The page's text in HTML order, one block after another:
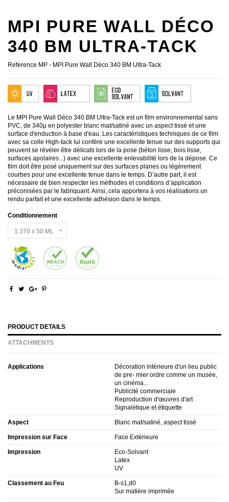
MPI PURE WALL DÉCO
340 BM ULTRA-TACK
Reference MP - MPI Pure Wall Déco 340 BM Ultra-Tack
Le MPI Pure Wall Déco 340 BM Ultra-Tack est un film environnemental sans
PVC, de 340μ en polyester blanc mat/satiné avec un aspect tissé et une
surface d'enduction à base d'eau. Les caractéristiques techniques de ce film
avec sa colle High-tack lui confère une excellente tenue sur des supports qui
peuvent se révéler être délicats lors de la pose (béton lisse, bois lisse,
surfaces apolaires...) avec une excellente enlevabilité lors de la dépose. Ce
film doit être posé uniquement sur des surfaces planes ou légèrement
courbes pour une excellente tenue dans le temps. D’autre part, il est
nécessaire de bien respecter les méthodes et conditions d’application
préconisées par le fabriquant. Ainsi, cela apportera à vos réalisations un
rendu parfait et une excellente adhésion dans le temps.
Conditionnement
PRODUCT DETAILS
ATTACHMENTS
Applications
Décoration intérieure d'un lieu public
de pre- mier ordre comme un musée,
un cinéma...
Publicité commerciale
Reproduction d'œuvres d'art
Signalétique et étiquette
Aspect Blanc mat/satiné, aspect tissé
Impression sur Face Face Extérieure
Impression
Eco-Solvant
Latex
UV
Classement au Feu
B-s1,d0
Sur matière imprimée